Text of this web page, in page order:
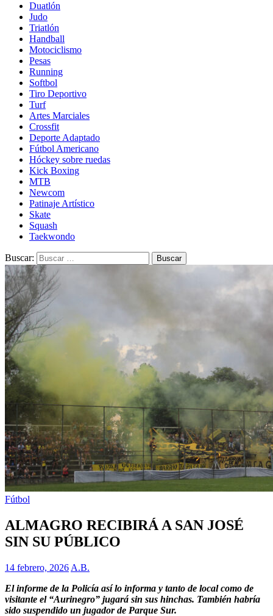
Duatlón
Judo
Triatlón
Handball
Motociclismo
Pesas
Running
Softbol
Tiro Deportivo
Turf
Artes Marciales
Crossfit
Deporte Adaptado
Fútbol Americano
Hóckey sobre ruedas
Kick Boxing
MTB
Newcom
Patinaje Artístico
Skate
Squash
Taekwondo
Buscar:
Fútbol
ALMAGRO RECIBIRÁ A SAN JOSÉ
SIN SU PÚBLICO
14 febrero, 2026 A.B.
El informe de la Policía así lo informa y tanto de local como de
visitante el “Aurinegro” jugará sin sus hinchas. También habría
sido suspendido un jugador de Parque Sur.